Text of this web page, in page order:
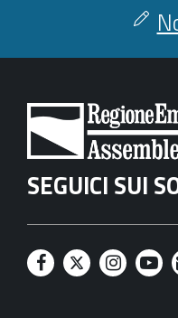
SEGUICI SUI
F
T
I
Y